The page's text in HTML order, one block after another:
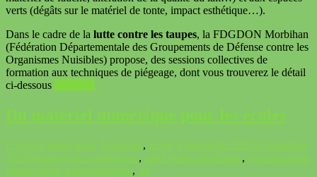
verts (dégâts sur le matériel de tonte, impact esthétique…).
Dans le cadre de la lutte contre les taupes, la FDGDON Morbihan
(Fédération Départementale des Groupements de Défense contre les
Organismes Nuisibles) propose, des sessions collectives de
formation aux techniques de piégeage, dont vous trouverez le détail
ci-dessous
Du matériel numérique pour les écoles
L'équipe municipale Actualités, Ecole 4 novembre 20214 novembre
2021 équipements numériques, label école numérique, regroupement
pédagogique intercommunal, rpi